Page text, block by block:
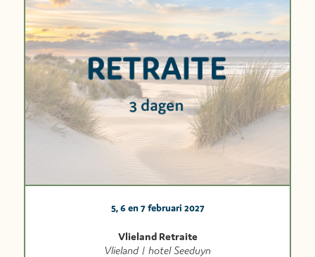
5, 6 en 7 februari 2027
Vlieland Retraite
Vlieland | hotel Seeduyn